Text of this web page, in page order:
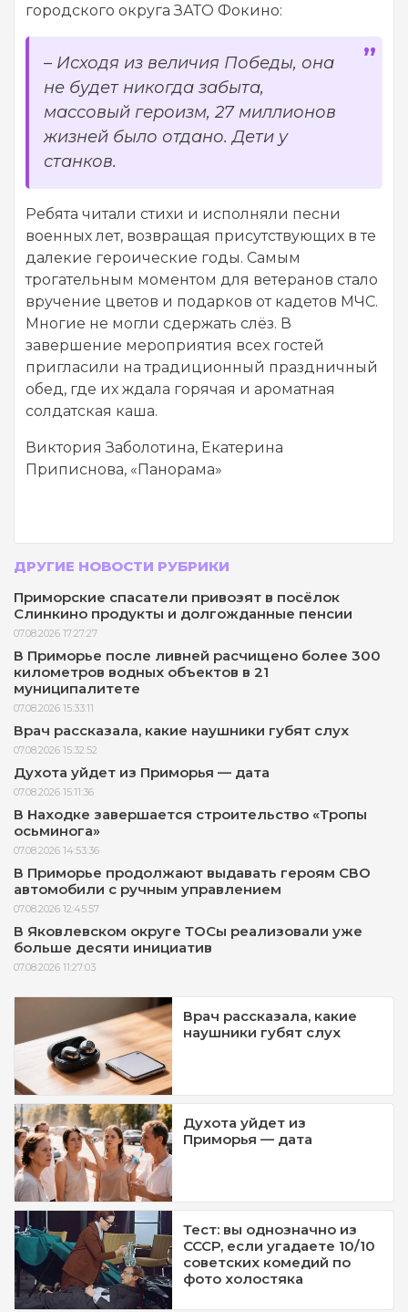
городского округа ЗАТО Фокино:
– Исходя из величия Победы, она
не будет никогда забыта,
массовый героизм, 27 миллионов
жизней было отдано. Дети у
станков.
Ребята читали стихи и исполняли песни
военных лет, возвращая присутствующих в те
далекие героические годы. Самым
трогательным моментом для ветеранов стало
вручение цветов и подарков от кадетов МЧС.
Многие не могли сдержать слёз. В
завершение мероприятия всех гостей
пригласили на традиционный праздничный
обед, где их ждала горячая и ароматная
солдатская каша.
Виктория Заболотина, Екатерина
Приписнова, «Панорама»
ДРУГИЕ НОВОСТИ РУБРИКИ
Приморские спасатели привозят в посёлок
Слинкино продукты и долгожданные пенсии
07.08.2026 17:27:27
В Приморье после ливней расчищено более 300
километров водных объектов в 21
муниципалитете
07.08.2026 15:33:11
Врач рассказала, какие наушники губят слух
07.08.2026 15:32:52
Духота уйдет из Приморья — дата
07.08.2026 15:11:36
В Находке завершается строительство «Тропы
осьминога»
07.08.2026 14:53:36
В Приморье продолжают выдавать героям СВО
автомобили с ручным управлением
07.08.2026 12:45:57
В Яковлевском округе ТОСы реализовали уже
больше десяти инициатив
07.08.2026 11:27:03
Врач рассказала, какие
наушники губят слух
Духота уйдет из
Приморья — дата
Тест: вы однозначно из
СССР, если угадаете 10/10
советских комедий по
фото холостяка